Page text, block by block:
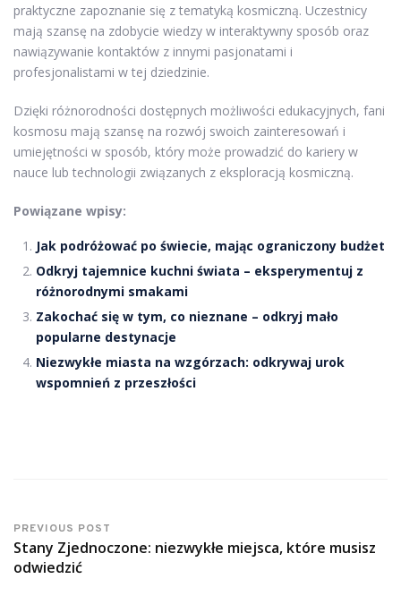
praktyczne zapoznanie się z tematyką kosmiczną. Uczestnicy
mają szansę na zdobycie wiedzy w interaktywny sposób oraz
nawiązywanie kontaktów z innymi pasjonatami i
profesjonalistami w tej dziedzinie.
Dzięki różnorodności dostępnych możliwości edukacyjnych, fani
kosmosu mają szansę na rozwój swoich zainteresowań i
umiejętności w sposób, który może prowadzić do kariery w
nauce lub technologii związanych z eksploracją kosmiczną.
Powiązane wpisy:
Jak podróżować po świecie, mając ograniczony budżet
Odkryj tajemnice kuchni świata – eksperymentuj z
różnorodnymi smakami
Zakochać się w tym, co nieznane – odkryj mało
popularne destynacje
Niezwykłe miasta na wzgórzach: odkrywaj urok
wspomnień z przeszłości
PREVIOUS POST
Stany Zjednoczone: niezwykłe miejsca, które musisz
odwiedzić